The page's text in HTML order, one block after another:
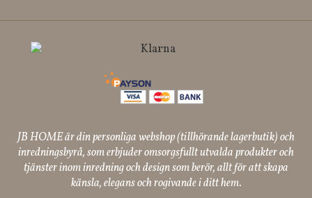
JB HOME är din personliga webshop (tillhörande lagerbutik) och
inredningsbyrå, som erbjuder omsorgsfullt utvalda produkter och
tjänster inom inredning och design som berör, allt för att skapa
känsla, elegans och rogivande i ditt hem.